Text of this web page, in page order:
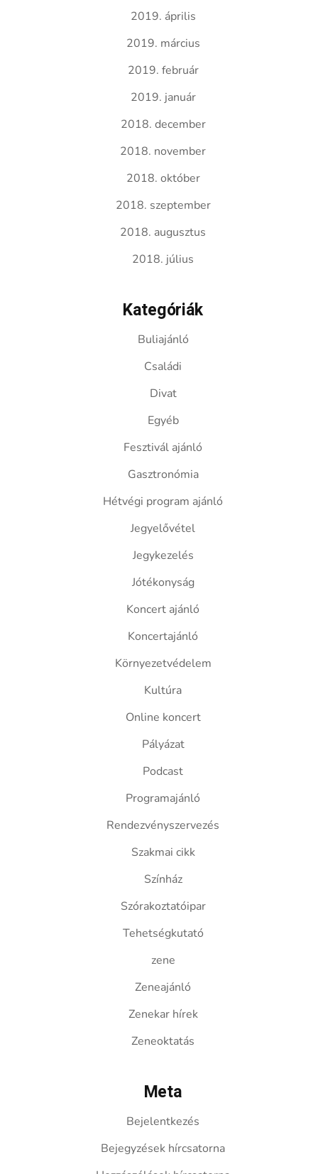
2019. április
2019. március
2019. február
2019. január
2018. december
2018. november
2018. október
2018. szeptember
2018. augusztus
2018. július
Kategóriák
Buliajánló
Családi
Divat
Egyéb
Fesztivál ajánló
Gasztronómia
Hétvégi program ajánló
Jegyelővétel
Jegykezelés
Jótékonyság
Koncert ajánló
Koncertajánló
Környezetvédelem
Kultúra
Online koncert
Pályázat
Podcast
Programajánló
Rendezvényszervezés
Szakmai cikk
Színház
Szórakoztatóipar
Tehetségkutató
zene
Zeneajánló
Zenekar hírek
Zeneoktatás
Meta
Bejelentkezés
Bejegyzések hírcsatorna